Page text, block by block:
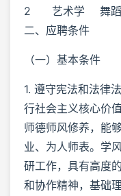
2
艺术学 舞
二、应聘条件
（一）基本条件
1. 遵守宪法和法律
行社会主义核心价
师德师风修养，能
业、为人师表。学
研工作，具有高度
和协作精神，基础